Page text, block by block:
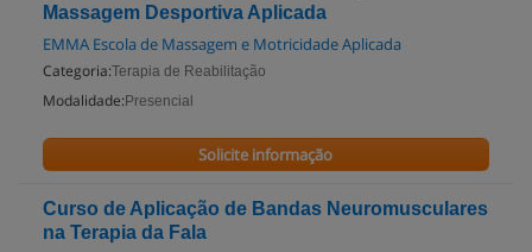
Massagem Desportiva Aplicada
EMMA Escola de Massagem e Motricidade Aplicada
Categoria:Terapia de Reabilitação
Modalidade: Presencial
Solicite informação
Curso de Aplicação de Bandas Neuromusculares
na Terapia da Fala